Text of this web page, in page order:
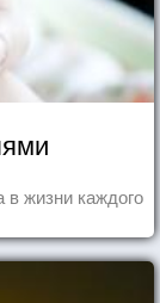
жизни каждого